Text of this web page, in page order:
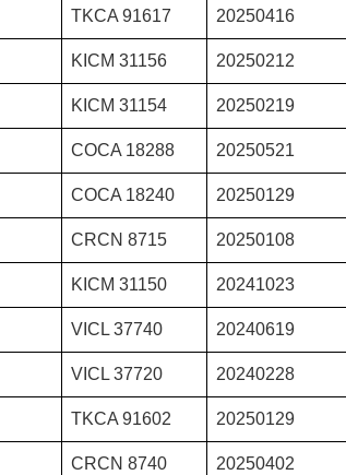
TKCA 91617 20250416
KICM 31156 20250212
KICM 31154 20250219
COCA 18288 20250521
COCA 18240 20250129
CRCN 8715 20250108
KICM 31150 20241023
VICL 37740 20240619
VICL 37720 20240228
TKCA 91602 20250129
CRCN 8740 20250402